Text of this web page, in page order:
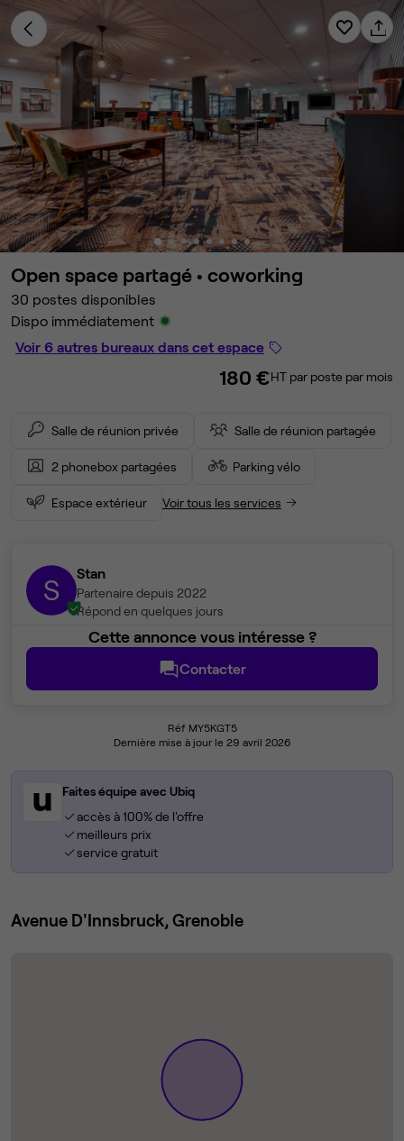
Open space partagé • coworking
30 postes disponibles
Dispo immédiatement
Voir 6 autres bureaux dans cet espace
180 €HT par poste par mois
Salle de réunion privée Salle de réunion partagée
2 phonebox partagées Parking vélo
Espace extérieur Voir tous les services
S Stan
Partenaire depuis 2022
Répond en quelques jours
Cette annonce vous intéresse ?
Contacter
Réf MY5KGT5
Dernière mise à jour le 29 avril 2026
Faites équipe avec Ubiq
accès à 100% de l'offre
meilleurs prix
service gratuit
Avenue D'Innsbruck, Grenoble